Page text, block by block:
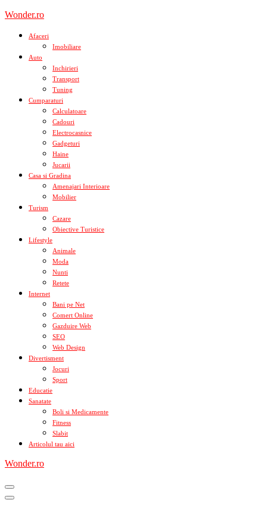
Skip
content
Wonder.ro
Afaceri
Imobiliare
Auto
Inchirieri
Transport
Tuning
Cumparaturi
Calculatoare
Cadouri
Electrocasnice
Gadgeturi
Haine
Jucarii
Casa si Gradina
Amenajari Interioare
Mobilier
Turism
Cazare
Obiective Turistice
Lifestyle
Animale
Moda
Nunti
Retete
Internet
Bani pe Net
Comert Online
Gazduire Web
SEO
Web Design
Divertisment
Jocuri
Sport
Educatie
Sanatate
Boli si Medicamente
Fitness
Slabit
Articolul tau aici
Wonder.ro